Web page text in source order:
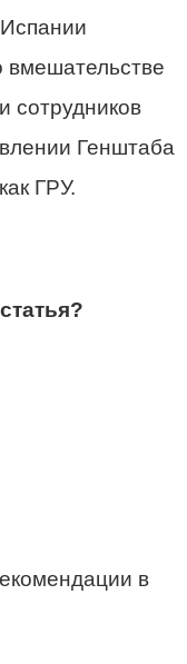
вмешательстве
сотрудников
Генштаба
ГРУ.
в